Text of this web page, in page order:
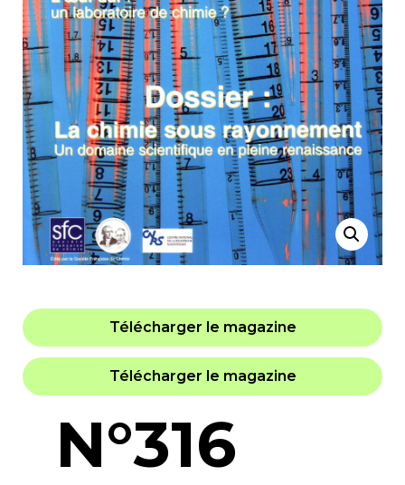
Télécharger le magazine
Télécharger le magazine
N°316